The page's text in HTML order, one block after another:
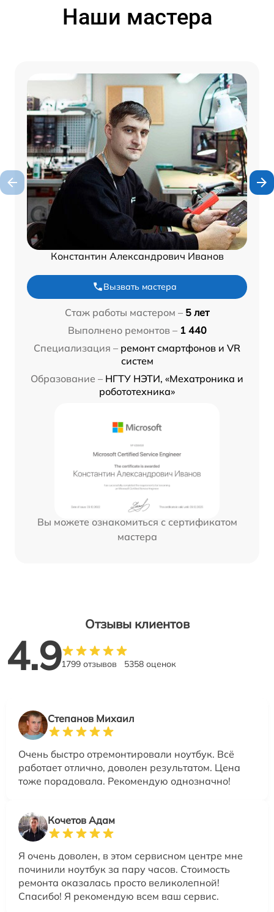
Наши мастера
Константин Александрович Иванов
Вызвать мастера
Стаж работы мастером – 5 лет
Выполнено ремонтов – 1 440
Специализация – ремонт смартфонов и VR
систем
Образование – НГТУ НЭТИ, «Мехатроника и
робототехника»
Вы можете ознакомиться с сертификатом
мастера
Отзывы клиентов
4.91799 отзывов 5358 оценок
Степанов Михаил
Очень быстро отремонтировали ноутбук. Всё
работает отлично, доволен результатом. Цена
тоже порадовала. Рекомендую однозначно!
Кочетов Адам
Я очень доволен, в этом сервисном центре мне
починили ноутбук за пару часов. Стоимость
ремонта оказалась просто великолепной!
Спасибо! Я рекомендую всем ваш сервис.